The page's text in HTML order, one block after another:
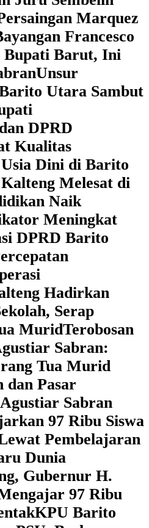
Marquez
Francesco
Barut, Ini
Unsur
Utara Sambut
DPRD
Kualitas
Dini di Barito
Melesat di
Naik
Meningkat
DPRD Barito
Hadirkan
Serap
Murid‎Terobosan
Sabran:
Tua Murid
dan Pasar
Sabran
97 Ribu Siswa
Pembelajaran
Dunia
Gubernur H.
97 Ribu
KPU Barito